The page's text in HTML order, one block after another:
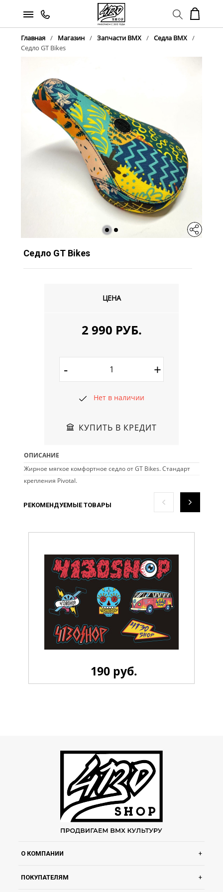
Главная Магазин Запчасти BMX
Седла BMX
Седло GT Bikes
Седло GT Bikes
ЦЕНА
2 990 РУБ.
- +
Нет в наличии
КУПИТЬ В КРЕДИТ
ОПИСАНИЕ
Жирное мягкое комфортное седло от GT Bikes. Стандарт
крепления Pivotal.
РЕКОМЕНДУЕМЫЕ ТОВАРЫ
Стикерпак 4130 LiL
190 руб.
О КОМПАНИИ
ПОКУПАТЕЛЯМ